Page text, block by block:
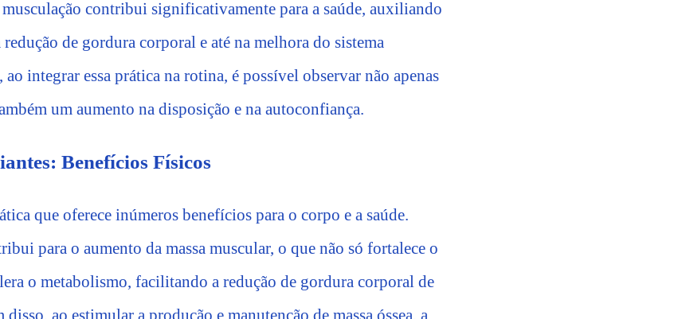
contribui significativamente para a saúde, auxiliando
de gordura corporal e até na melhora do sistema
integrar essa prática na rotina, é possível observar não apenas
um aumento na disposição e na autoconfiança.
Benefícios Físicos
que oferece inúmeros benefícios para o corpo e a saúde.
para o aumento da massa muscular, o que não só fortalece o
o metabolismo, facilitando a redução de gordura corporal de